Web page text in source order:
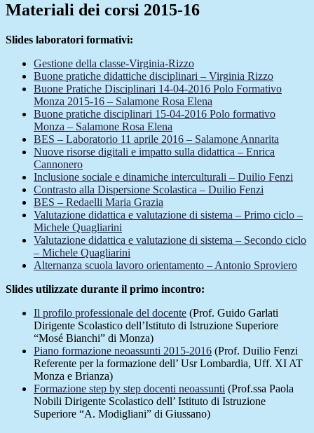
Materiali dei corsi 2015-16
Slides laboratori formativi:
Gestione della classe-Virginia-Rizzo
Buone pratiche didattiche disciplinari – Virginia Rizzo
Buone Pratiche Disciplinari 14-04-2016 Polo Formativo
Monza 2015-16 – Salamone Rosa Elena
Buone pratiche disciplinari 15-04-2016 Polo formativo
Monza – Salamone Rosa Elena
BES – Laboratorio 11 aprile 2016 – Salamone Annarita
Nuove risorse digitali e impatto sulla didattica – Enrica
Cannonero
Inclusione sociale e dinamiche interculturali – Duilio Fenzi
Contrasto alla Dispersione Scolastica – Duilio Fenzi
BES – Redaelli Maria Grazia
Valutazione didattica e valutazione di sistema – Primo ciclo –
Michele Quagliarini
Valutazione didattica e valutazione di sistema – Secondo ciclo
– Michele Quagliarini
Alternanza scuola lavoro orientamento – Antonio Sproviero
Slides utilizzate durante il primo incontro:
Il profilo professionale del docente (Prof. Guido Garlati
Dirigente Scolastico dell’Istituto di Istruzione Superiore
“Mosé Bianchi” di Monza)
Piano formazione neoassunti 2015-2016 (Prof. Duilio Fenzi
Referente per la formazione dell’ Usr Lombardia, Uff. XI AT
Monza e Brianza)
Formazione step by step docenti neoassunti (Prof.ssa Paola
Nobili Dirigente Scolastico dell’ Istituto di Istruzione
Superiore “A. Modigliani” di Giussano)